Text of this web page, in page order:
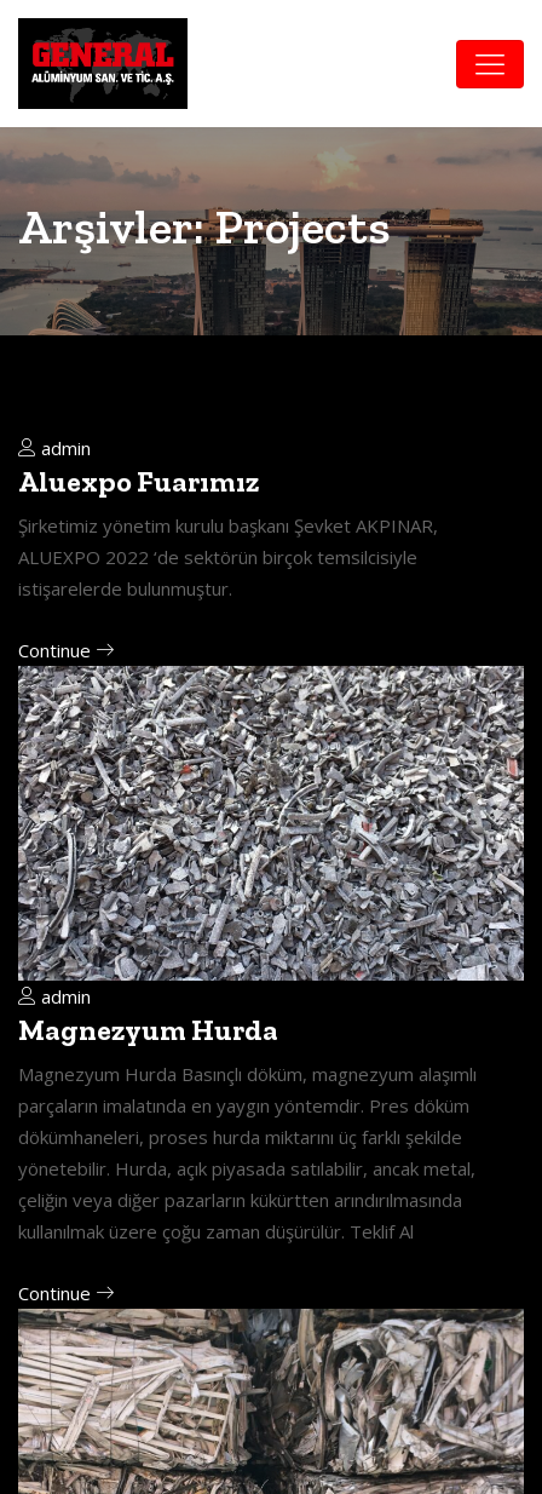
Arşivler:Projects
admin
Aluexpo Fuarımız
Şirketimiz yönetim kurulu başkanı Şevket AKPINAR,
ALUEXPO 2022 ‘de sektörün birçok temsilcisiyle
istişarelerde bulunmuştur.
Continue
admin
Magnezyum Hurda
Magnezyum Hurda Basınçlı döküm, magnezyum alaşımlı
parçaların imalatında en yaygın yöntemdir. Pres döküm
dökümhaneleri, proses hurda miktarını üç farklı şekilde
yönetebilir. Hurda, açık piyasada satılabilir, ancak metal,
çeliğin veya diğer pazarların kükürtten arındırılmasında
kullanılmak üzere çoğu zaman düşürülür. Teklif Al
Continue